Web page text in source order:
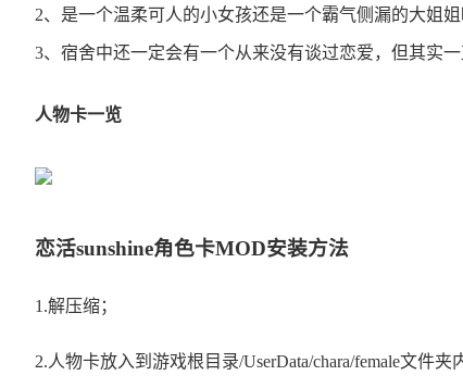
2、是一个温柔可人的小女孩还是一个霸气侧漏的大姐
3、宿舍中还一定会有一个从来没有谈过恋爱，但其实
人物卡一览
恋活sunshine角色卡MOD安装方法
1.解压缩；
2.人物卡放入到游戏根目录/UserData/chara/female文件夹